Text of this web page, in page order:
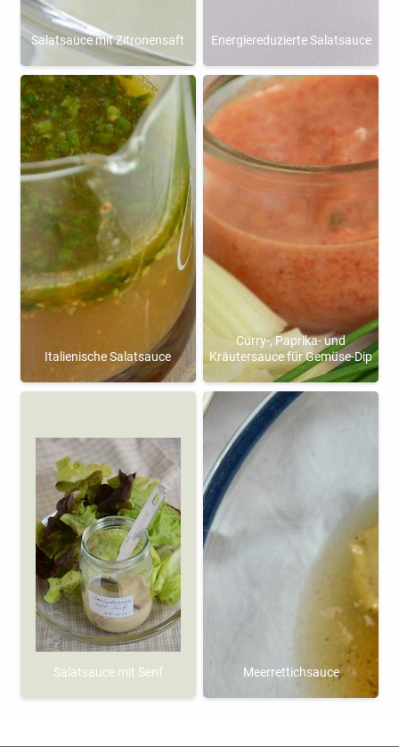
Salatsauce mit Zitronensaft Energiereduzierte Salatsauce
Italienische Salatsauce
Curry-, Paprika- und
Kräutersauce für Gemüse-Dip
Salatsauce mit Senf Meerrettichsauce